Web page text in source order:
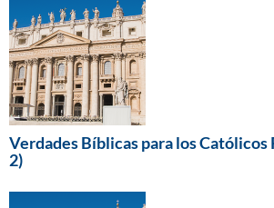
Verdades Bíblicas para los Católicos
2)